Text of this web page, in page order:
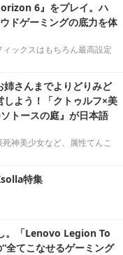
6』をプレイ。ハ
ドゲーミングの底力を体
ックスはもちろん最高設定
さんまでよりどりみど
しよう！「クトゥルフ×美
トースの庭』が日本語
神美少女など、属性てんこ
特集
。「Lenovo Legion To
てこなせるゲーミング